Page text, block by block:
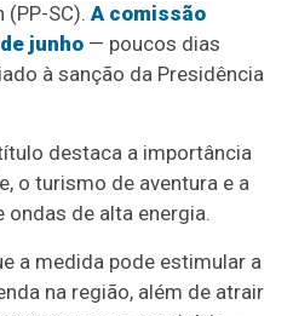
(PP-SC).A comissão
junho — poucos dias
à sanção da Presidência
destaca a importância
o turismo de aventura e a
de alta energia.
a medida pode estimular a
na região, além de atrair